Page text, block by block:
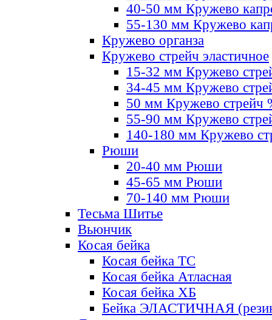
40-50 мм Кружево
55-130 мм Кружево
Кружево органза
Кружево стрейч эластичное
15-32 мм Кружево
34-45 мм Кружево
50 мм Кружево стрейч
55-90 мм Кружево
140-180 мм Кружево
Рюши
20-40 мм Рюши
45-65 мм Рюши
70-140 мм Рюши
Тесьма Шитье
Вьюнчик
Косая бейка
Косая бейка ТС
Косая бейка Атласная
Косая бейка ХБ
Бейка ЭЛАСТИЧНАЯ